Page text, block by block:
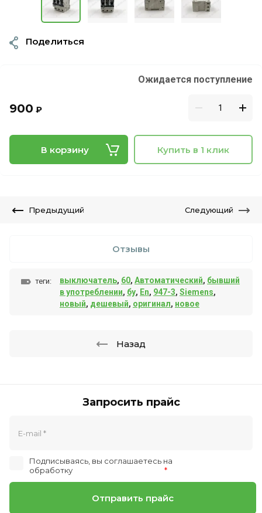
Ожидается поступление
900 ₽
В корзину Купить в 1 клик
Поделиться
Предыдущий Следующий
Отзывы
теги: выключатель, 60, Автоматический, бывший
в употреблении, бу, En, 947-3, Siemens,
новый, дешевый, оригинал, новое
Назад
Запросить прайс
Подписываясь, вы соглашаетесь на
обработку
*
Отправить прайс